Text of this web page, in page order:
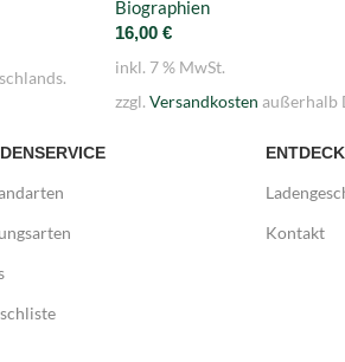
Biographien
16,00 €
inkl. 7 % MwSt.
zzgl. Versandkosten außerhalb
Kontakt